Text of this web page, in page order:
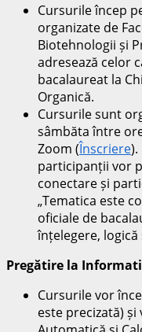
Cursurile încep
organizate de
Biotehnologii și
adresează celor
bacalaureat la
Organică.
Cursurile sunt
sâmbăta între
Zoom (Înscriere
participanții vor
conectare și
„Tematica este
oficiale de
înțelegere, logică
Pregătire la
Cursurile vor
este precizată)